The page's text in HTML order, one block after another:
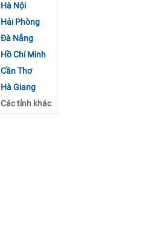
Hà Nội
Hải Phòng
Đà Nẵng
Hồ Chí Minh
Cần Thơ
Hà Giang
Các tỉnh khác